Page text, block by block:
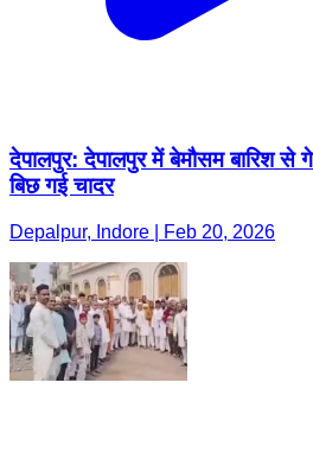
देपालपुर: देपालपुर में बेमौसम बारिश से
बिछ गई चादर
Depalpur, Indore | Feb 20, 2026